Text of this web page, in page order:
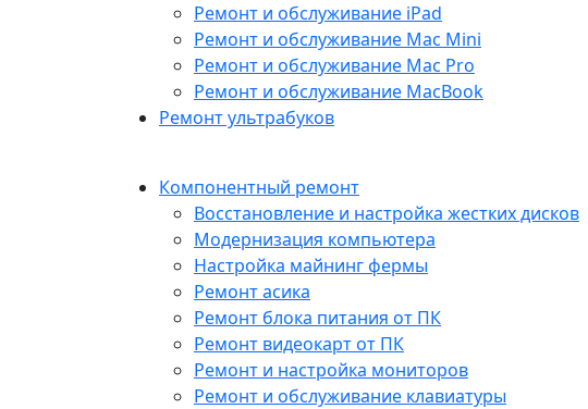
Ремонт и обслуживание iPad
Ремонт и обслуживание Mac Mini
Ремонт и обслуживание Mac Pro
Ремонт и обслуживание MacBook
Ремонт ультрабуков
Компонентный ремонт
Восстановление и настройка жестких дисков
Модернизация компьютера
Настройка майнинг фермы
Ремонт асика
Ремонт блока питания от ПК
Ремонт видеокарт от ПК
Ремонт и настройка мониторов
Ремонт и обслуживание клавиатуры